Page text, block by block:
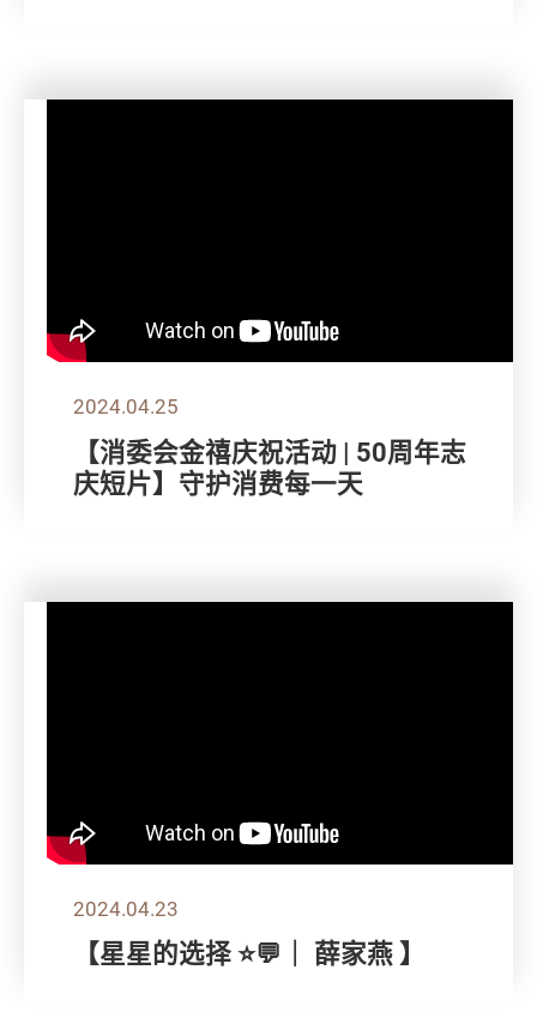
2024.04.25
【消委会金禧庆祝活动 | 50周年志
庆短片】守护消费每一天
2024.04.23
【星星的选择 ⭐💬｜ 薛家燕 】